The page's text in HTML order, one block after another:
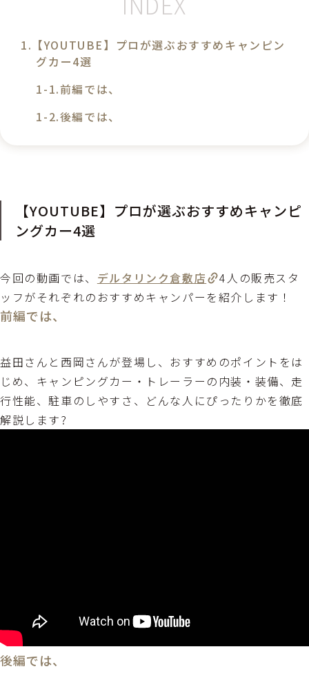
【YOUTUBE】プロが選ぶおすすめキャンピン
グカー4選
前編では、
後編では、
【YOUTUBE】プロが選ぶおすすめキャンピ
ングカー4選
今回の動画では、 デルタリンク倉敷店
4人の販売スタ
ッフがそれぞれのおすすめキャンパーを紹介します！
前編では、
益田さんと西岡さんが登場し、おすすめのポイントをは
じめ、キャンピングカー・トレーラーの内装・装備、走
行性能、駐車のしやすさ、どんな人にぴったりかを徹底
解説します?
後編では、